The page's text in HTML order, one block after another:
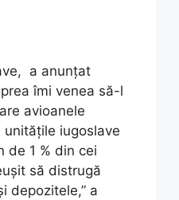
a anunțat
îmi venea să-l
avioanele
unitățile iugoslave
de 1 % din cei
să distrugă
depozitele,” a